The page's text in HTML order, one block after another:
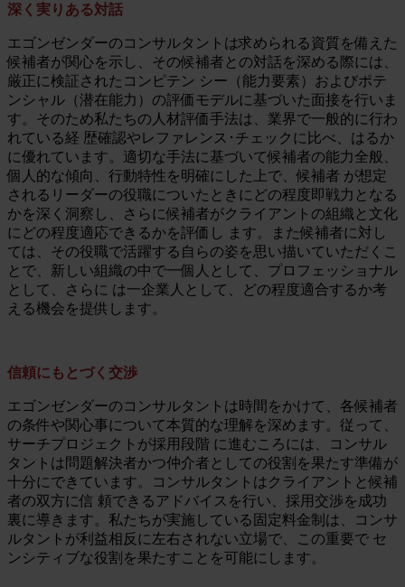
深く実りある対話
エゴンゼンダーのコンサルタントは求められる資質を備えた
候補者が関心を示し、その候補者との対話を深める際には、
厳正に検証されたコンピテン シー（能力要素）およびポテ
ンシャル（潜在能力）の評価モデルに基づいた面接を行いま
す。そのため私たちの人材評価手法は、業界で一般的に行わ
れている経 歴確認やレファレンス･チェックに比べ、はるか
に優れています。適切な手法に基づいて候補者の能力全般、
個人的な傾向、行動特性を明確にした上で、候補者 が想定
されるリーダーの役職についたときにどの程度即戦力となる
かを深く洞察し、さらに候補者がクライアントの組織と文化
にどの程度適応できるかを評価し ます。また候補者に対し
ては、その役職で活躍する自らの姿を思い描いていただくこ
とで、新しい組織の中で一個人として、プロフェッショナル
として、さらに は一企業人として、どの程度適合するか考
える機会を提供します。
信頼にもとづく交渉
エゴンゼンダーのコンサルタントは時間をかけて、各候補者
の条件や関心事について本質的な理解を深めます。従って、
サーチプロジェクトが採用段階 に進むころには、コンサル
タントは問題解決者かつ仲介者としての役割を果たす準備が
十分にできています。コンサルタントはクライアントと候補
者の双方に信 頼できるアドバイスを行い、採用交渉を成功
裏に導きます。私たちが実施している固定料金制は、コンサ
ルタントが利益相反に左右されない立場で、この重要で セ
ンシティブな役割を果たすことを可能にします。